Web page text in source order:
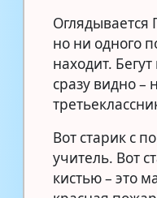
Оглядывается
но ни одного
находит.
сразу видно –
Вот старик с
учитель. Вот
кистью – это